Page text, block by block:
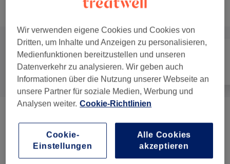
Alle Friseur
Make-up & Permanent Make-up 9) 0,01 €
Wir verwenden eigene Cookies und Cookies von
Dritten, um Inhalte und Anzeigen zu personalisieren,
Medienfunktionen bereitzustellen und unseren
Datenverkehr zu analysieren. Wir geben auch
Informationen über die Nutzung unserer Webseite an
unsere Partner für soziale Medien, Werbung und
Analysen weiter. Cookie-Richtlinien
Cookie-
Einstellungen
Alle Cookies
akzeptieren